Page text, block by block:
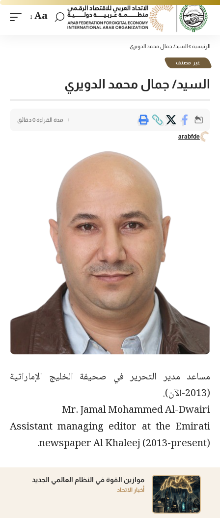
Aa
الرئيسية »السيد/ جمال محمد الدويري
غير مصنف
السيد/ جمال محمد الدويري
arabfde
مدة القراءة 0 دقائق
مساعد مدير التحرير في صحيفة الخليج الإماراتية
(2013-الآن).
Mr. Jamal Mohammed Al-Dwairi
Assistant managing editor at the Emirati
newspaper Al Khaleej (2013-present).
موازين القوة في النظام العالمي الجديد
أخبار الاتحاد